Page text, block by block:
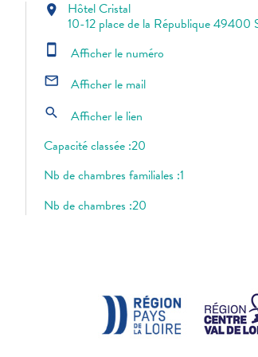
location_on Hôtel Cristal
10-12 place de la République 49400
smartphone Afficher le numéro
mail_outline Afficher le mail
search
Afficher le lien
Capacité classée :20
Nb de chambres familiales :1
Nb de chambres :20